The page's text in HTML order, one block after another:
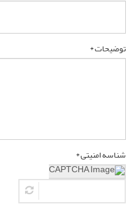
توضیحات *
شناسه امنیتی *